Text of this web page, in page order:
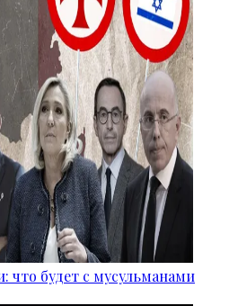
что будет с мусульманами